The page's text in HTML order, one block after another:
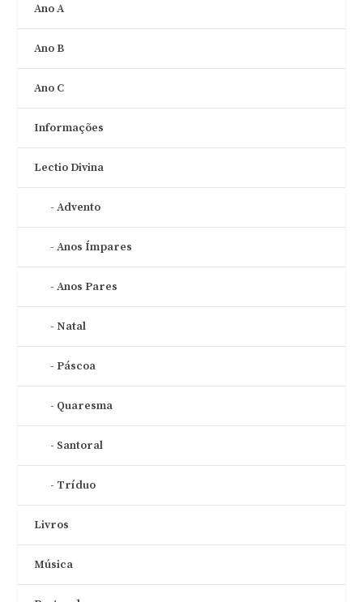
Ano A
Ano B
Ano C
Informações
Lectio Divina
Advento
Anos Ímpares
Anos Pares
Natal
Páscoa
Quaresma
Santoral
Tríduo
Livros
Música